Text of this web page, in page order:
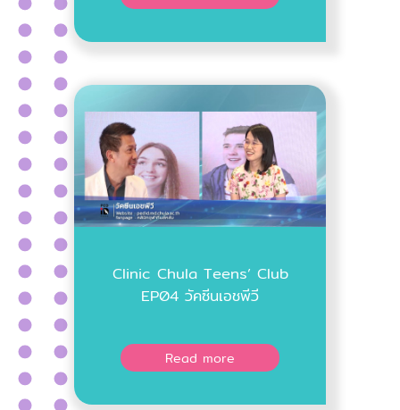
Clinic Chula Teens’ Club
EP04 วัคซีนเอชพีวี
Read more